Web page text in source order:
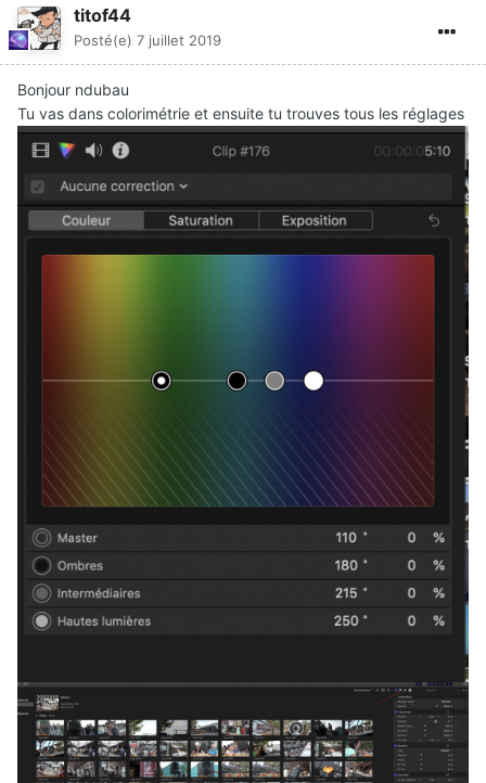
titof44
Posté(e) 7 juillet 2019
Bonjour ndubau
Tu vas dans colorimétrie et ensuite tu trouves tous les réglages